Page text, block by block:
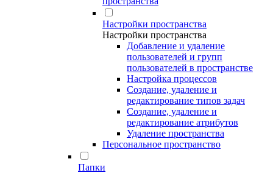
Настройки пространства
Настройки пространства
Добавление и удаление
пользователей и групп
пользователей в пространстве
Настройка процессов
Создание, удаление и
редактирование типов задач
Создание, удаление и
редактирование атрибутов
Удаление пространства
Персональное пространство
Папки